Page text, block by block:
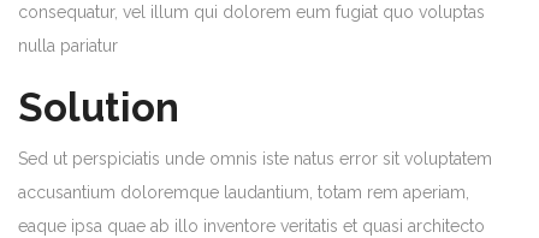
consequatur, vel illum qui dolorem eum fugiat quo voluptas
nulla pariatur
Solution
Sed ut perspiciatis unde omnis iste natus error sit voluptatem
accusantium doloremque laudantium, totam rem aperiam,
eaque ipsa quae ab illo inventore veritatis et quasi architecto